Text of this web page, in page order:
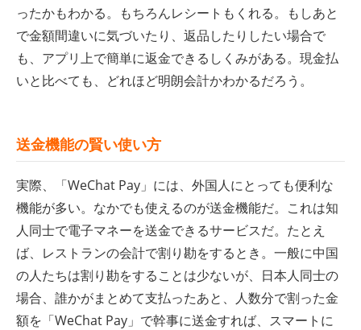
ったかもわかる。もちろんレシートもくれる。もしあと
で金額間違いに気づいたり、返品したりしたい場合で
も、アプリ上で簡単に返金できるしくみがある。現金払
いと比べても、どれほど明朗会計かわかるだろう。
送金機能の賢い使い方
実際、「WeChat Pay」には、外国人にとっても便利な
機能が多い。なかでも使えるのが送金機能だ。これは知
人同士で電子マネーを送金できるサービスだ。たとえ
ば、レストランの会計で割り勘をするとき。一般に中国
の人たちは割り勘をすることは少ないが、日本人同士の
場合、誰かがまとめて支払ったあと、人数分で割った金
額を「WeChat Pay」で幹事に送金すれば、スマートに